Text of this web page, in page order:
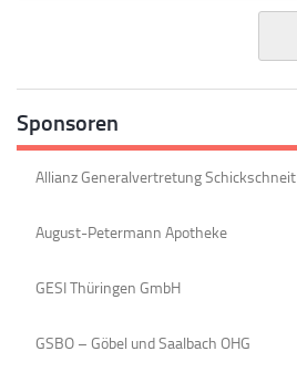
Sponsoren
Allianz Generalvertretung Schickschneit
August-Petermann Apotheke
GESI Thüringen GmbH
GSBO – Göbel und Saalbach OHG